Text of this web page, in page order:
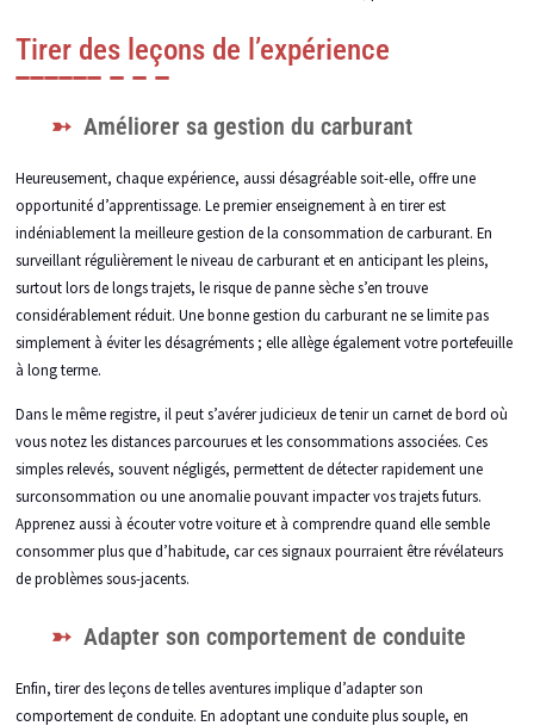
Tirer des leçons de l’expérience
Améliorer sa gestion du carburant
Heureusement, chaque expérience, aussi désagréable soit-elle, offre une
opportunité d’apprentissage. Le premier enseignement à en tirer est
indéniablement la meilleure gestion de la consommation de carburant. En
surveillant régulièrement le niveau de carburant et en anticipant les pleins,
surtout lors de longs trajets, le risque de panne sèche s’en trouve
considérablement réduit. Une bonne gestion du carburant ne se limite pas
simplement à éviter les désagréments ; elle allège également votre portefeuille
à long terme.
Dans le même registre, il peut s’avérer judicieux de tenir un carnet de bord où
vous notez les distances parcourues et les consommations associées. Ces
simples relevés, souvent négligés, permettent de détecter rapidement une
surconsommation ou une anomalie pouvant impacter vos trajets futurs.
Apprenez aussi à écouter votre voiture et à comprendre quand elle semble
consommer plus que d’habitude, car ces signaux pourraient être révélateurs
de problèmes sous-jacents.
Adapter son comportement de conduite
Enfin, tirer des leçons de telles aventures implique d’adapter son
comportement de conduite. En adoptant une conduite plus souple, en